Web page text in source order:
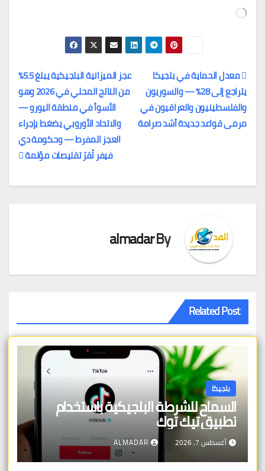
جاري
تصفّح
المقالات
عجز الميزانية البلجيكية يبلغ 5.5%
من الناتج المحلي في 2026 وهو
الأسوأ في منطقة اليورو —
والاتحاد الأوروبي يضغط بإجراء
العجز المفرط — وحكومة دي
فيفر تُقرّ تقليصات مؤلمة
معدل الحماية في بلجيكا
يتراجع إلى 28% — والسوريون
والفلسطينيون والعراقيون في
مرمى قواعد جديدة أشد صرامة
By
almadar
Related Post
بلجيكا
السماح للشرطة البلجيكية باستخدام
تطبيق تيك توك
أغسطس 7, 2026 ALMADAR